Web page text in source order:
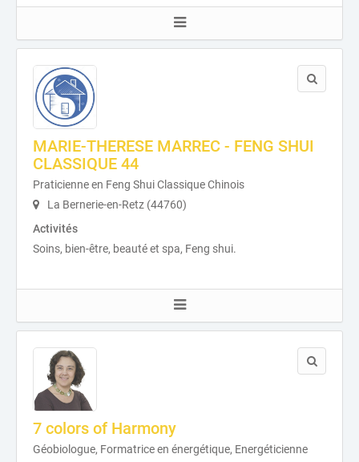
MARIE-THERESE MARREC - FENG SHUI
CLASSIQUE 44
Praticienne en Feng Shui Classique Chinois
La Bernerie-en-Retz (44760)
Activités
Soins, bien-être, beauté et spa, Feng shui.
7 colors of Harmony
Géobiologue, Formatrice en énergétique, Energéticienne